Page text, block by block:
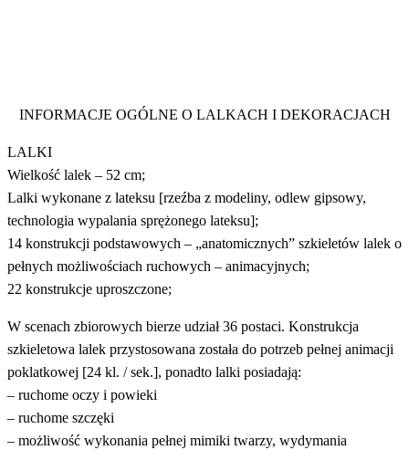
INFORMACJE OGÓLNE O LALKACH I DEKORACJACH
LALKI
Wielkość lalek – 52 cm;
Lalki wykonane z lateksu [rzeźba z modeliny, odlew gipsowy,
technologia wypalania sprężonego lateksu];
14 konstrukcji podstawowych – „anatomicznych” szkieletów lalek o
pełnych możliwościach ruchowych – animacyjnych;
22 konstrukcje uproszczone;
W scenach zbiorowych bierze udział 36 postaci. Konstrukcja
szkieletowa lalek przystosowana została do potrzeb pełnej animacji
poklatkowej [24 kl. / sek.], ponadto lalki posiadają:
– ruchome oczy i powieki
– ruchome szczęki
– możliwość wykonania pełnej mimiki twarzy, wydymania